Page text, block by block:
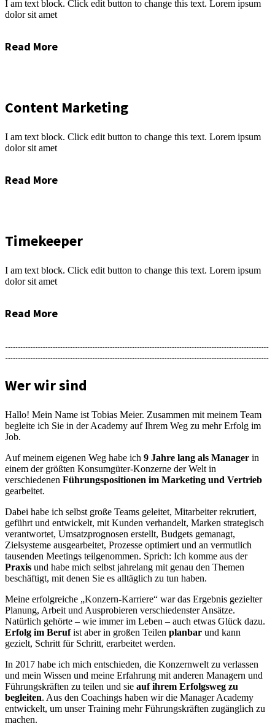
I am text block. Click edit button to change this text. Lorem ipsum
dolor sit amet
Read More
Content Marketing
I am text block. Click edit button to change this text. Lorem ipsum
dolor sit amet
Read More
Timekeeper
I am text block. Click edit button to change this text. Lorem ipsum
dolor sit amet
Read More
Wer wir sind
Hallo! Mein Name ist Tobias Meier. Zusammen mit meinem Team
begleite ich Sie in der Academy auf Ihrem Weg zu mehr Erfolg im
Job.
Auf meinem eigenen Weg habe ich 9 Jahre lang als Manager in
einem der größten Konsumgüter-Konzerne der Welt in
verschiedenen Führungspositionen im Marketing und Vertrieb
gearbeitet.
Dabei habe ich selbst große Teams geleitet, Mitarbeiter rekrutiert,
geführt und entwickelt, mit Kunden verhandelt, Marken strategisch
verantwortet, Umsatzprognosen erstellt, Budgets gemanagt,
Zielsysteme ausgearbeitet, Prozesse optimiert und an vermutlich
tausenden Meetings teilgenommen. Sprich: Ich komme aus der
Praxis und habe mich selbst jahrelang mit genau den Themen
beschäftigt, mit denen Sie es alltäglich zu tun haben.
Meine erfolgreiche „Konzern-Karriere“ war das Ergebnis gezielter
Planung, Arbeit und Ausprobieren verschiedenster Ansätze.
Natürlich gehörte – wie immer im Leben – auch etwas Glück dazu.
Erfolg im Berufist aber in großen Teilen planbar und kann
gezielt, Schritt für Schritt, erarbeitet werden.
In 2017 habe ich mich entschieden, die Konzernwelt zu verlassen
und mein Wissen und meine Erfahrung mit anderen Managern und
Führungskräften zu teilen und sie auf ihrem Erfolgsweg zu
begleiten. Aus den Coachings haben wir die Manager Academy
entwickelt, um unser Training mehr Führungskräften zugänglich zu
machen.